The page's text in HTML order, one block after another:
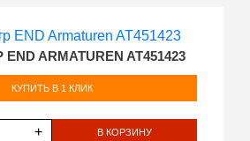
ARMATUREN AT451423
КУПИТЬ В 1 КЛИК
+ В КОРЗИНУ